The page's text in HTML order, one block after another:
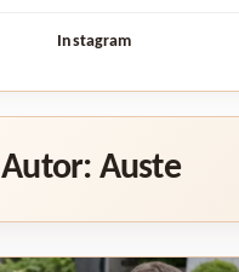
Instagram
Autor: Auste